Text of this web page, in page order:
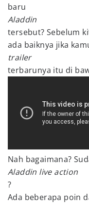
baru
Aladdin
tersebut? Sebelum
ada baiknya jika
trailer
terbarunya itu di
Nah bagaimana?
Aladdin live action
?
Ada beberapa poin